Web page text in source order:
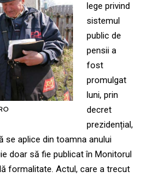
lege privind
sistemul
public de
pensii a
fost
promulgat
luni, prin
decret
prezidențial,
se aplice din toamna anului
doar să fie publicat în Monitorul
formalitate. Actul, care a trecut